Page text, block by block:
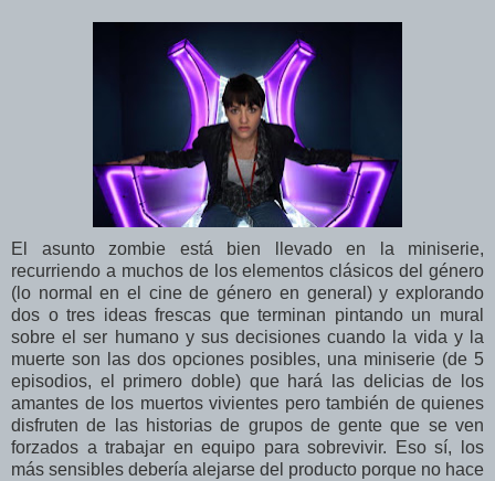
El asunto zombie está bien llevado en la miniserie,
recurriendo a muchos de los elementos clásicos del género
(lo normal en el cine de género en general) y explorando
dos o tres ideas frescas que terminan pintando un mural
sobre el ser humano y sus decisiones cuando la vida y la
muerte son las dos opciones posibles, una miniserie (de 5
episodios, el primero doble) que hará las delicias de los
amantes de los muertos vivientes pero también de quienes
disfruten de las historias de grupos de gente que se ven
forzados a trabajar en equipo para sobrevivir. Eso sí, los
más sensibles debería alejarse del producto porque no hace